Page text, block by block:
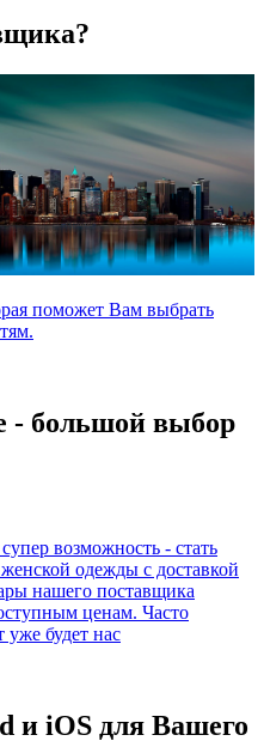
поможет Вам выбрать
- большой выбор
возможность - стать
одежды с доставкой
нашего поставщика
ценам. Часто
будет нас
и iOS для Вашего